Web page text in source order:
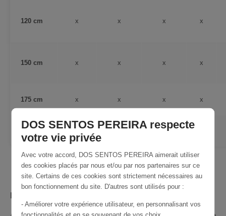
120 cm x x x x
150 cm x x x x
175 cm x x x x
200 cm x x x
DOS SENTOS PEREIRA respecte
votre vie privée
Avec votre accord, DOS SENTOS PEREIRA aimerait utiliser
des cookies placés par nous et/ou par nos partenaires sur ce
site. Certains de ces cookies sont strictement nécessaires au
bon fonctionnement du site. D'autres sont utilisés pour :
- Améliorer votre expérience utilisateur, en personnalisant vos
fonctionnalités et en se souvenant de vos choix.